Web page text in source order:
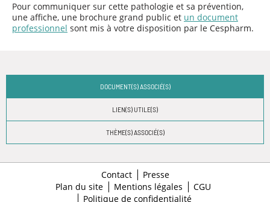
Pour communiquer sur cette pathologie et sa prévention,
une affiche, une brochure grand public et un document
professionnel sont mis à votre disposition par le Cespharm.
DOCUMENT(S) ASSOCIÉ(S)
LIEN(S) UTILE(S)
THÈME(S) ASSOCIÉ(S)
Contact
Presse
Plan du site
Mentions légales
CGU
Politique de confidentialité